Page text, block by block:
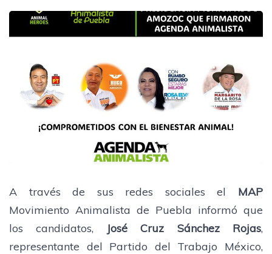
A través de sus redes sociales el MAP
Movimiento Animalista de Puebla informó que
los candidatos, José Cruz Sánchez Rojas,
representante del Partido del Trabajo México,